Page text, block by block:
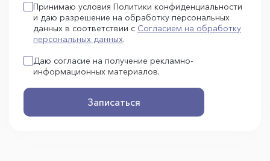
Принимаю условия Политики конфиденциальности
и даю разрешение на обработку персональных
данных в соответствии с Согласием на обработку
персональных данных.
Даю согласие на получение рекламно-
информационных материалов.
Записаться